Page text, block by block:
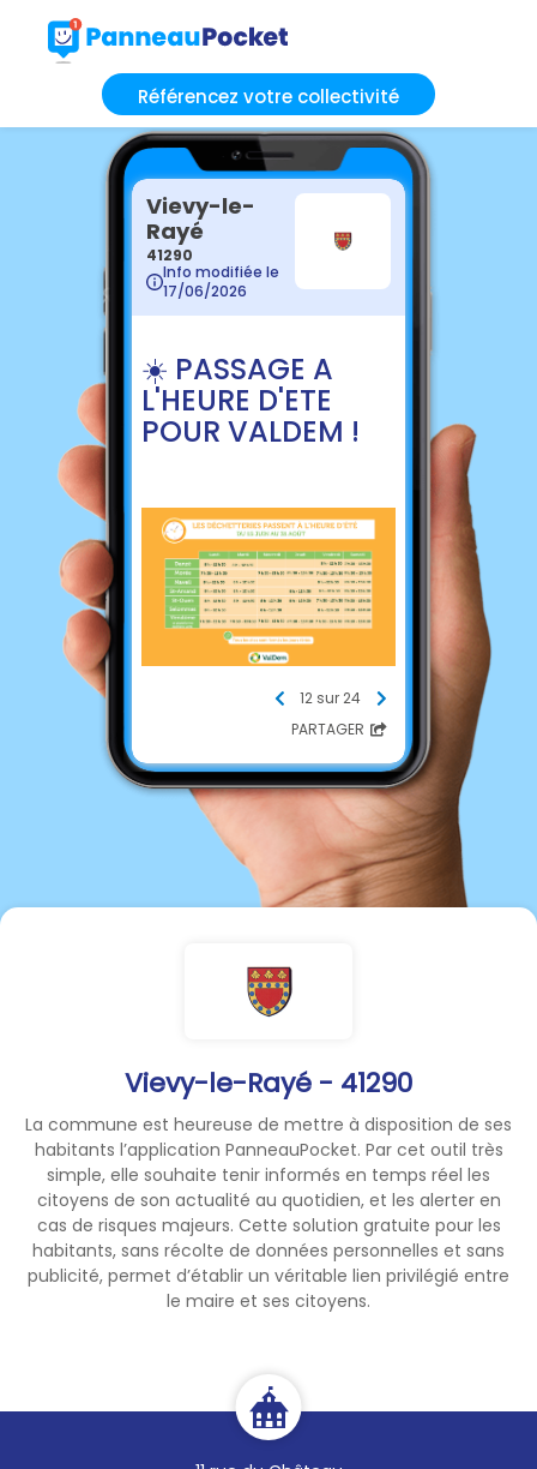
Référencez votre collectivité
Vievy-le-Rayé - 41290
La commune est heureuse de mettre à disposition de ses
habitants l’application PanneauPocket. Par cet outil très
simple, elle souhaite tenir informés en temps réel les
citoyens de son actualité au quotidien, et les alerter en
cas de risques majeurs. Cette solution gratuite pour les
habitants, sans récolte de données personnelles et sans
publicité, permet d’établir un véritable lien privilégié entre
le maire et ses citoyens.
Vievy-le-
Rayé
41290
Info modifiée le
17/06/2026
☀️ PASSAGE A
L'HEURE D'ETE
POUR VALDEM !
12 sur 24
PARTAGER